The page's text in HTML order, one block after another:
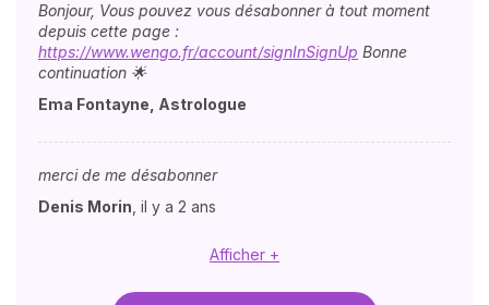
Bonjour, Vous pouvez vous désabonner à tout moment
depuis cette page :
https://www.wengo.fr/account/signInSignUp Bonne
continuation 🌟
Ema Fontayne, Astrologue
merci de me désabonner
Denis Morin il y a 2 ans
Afficher +